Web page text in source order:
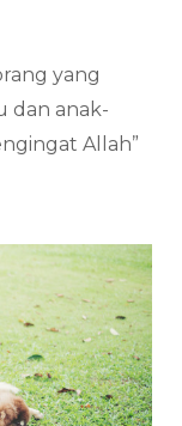
yang
dan anak-
Allah”